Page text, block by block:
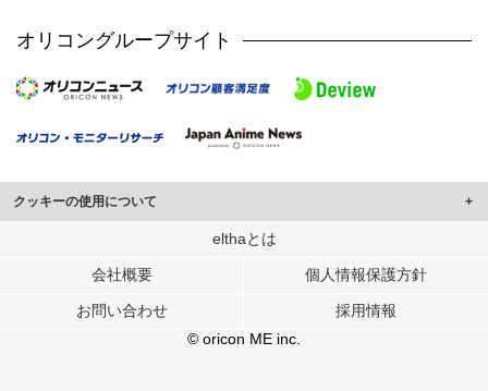
オリコングループサイト
クッキーの使用について
このサイトでは Cookie を使用して、ユーザーに合わせたコンテンツや広告の
行っています。
メディアや広告配信、データ解析の各パートナーに提供しています。
各パートナーは、この情報とユーザーが各パートナーに提供した他の情報や、
ユーザーが各パートナーのサービスを使用したときに収集した他の情報を組み
elthaとは
会社概要 個人情報保護方針
お問い合わせ
採用情報
© oricon ME inc.